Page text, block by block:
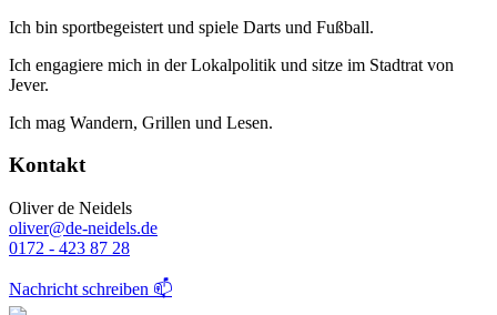
Ich bin sportbegeistert und spiele Darts und Fußball.
Ich engagiere mich in der Lokalpolitik und sitze im Stadtrat von
Jever.
Ich mag Wandern, Grillen und Lesen.
Kontakt
Oliver de Neidels
oliver@de-neidels.de
0172 - 423 87 28
Nachricht schreiben 📫